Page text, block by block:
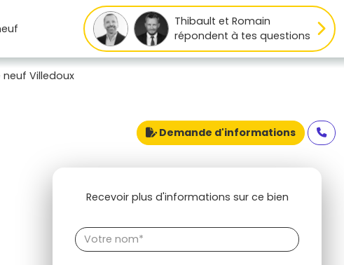
Thibault et Romain
répondent à tes questions
Villedoux
Demande d'informations
Recevoir plus d'informations sur ce bien